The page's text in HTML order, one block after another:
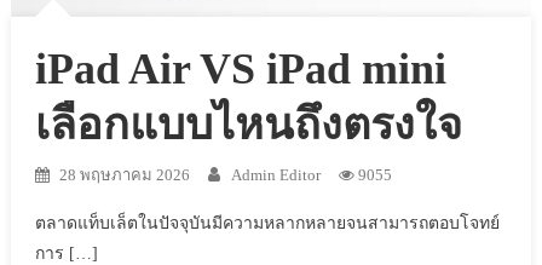
iPad Air VS iPad mini
เลือกแบบไหนถึงตรงใจ
28 พฤษภาคม 2026 Admin Editor 9055
ตลาดแท็บเล็ตในปัจจุบันมีความหลากหลายจนสามารถตอบโจทย์
การ […]